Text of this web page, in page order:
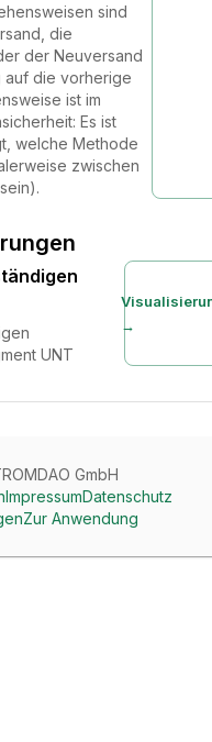
sind
die
der Neuversand
auf die vorherige
ist im
Es ist
welche Methode
zwischen
UNT
→
GmbH
ImpressumDatenschutz
Zur Anwendung